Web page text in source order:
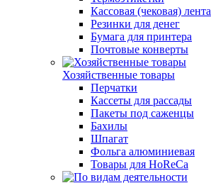
Кассовая (чековая) лента
Резинки для денег
Бумага для принтера
Почтовые конверты
Хозяйственные товары
Перчатки
Кассеты для рассады
Пакеты под саженцы
Бахилы
Шпагат
Фольга алюминиевая
Товары для HoReCa